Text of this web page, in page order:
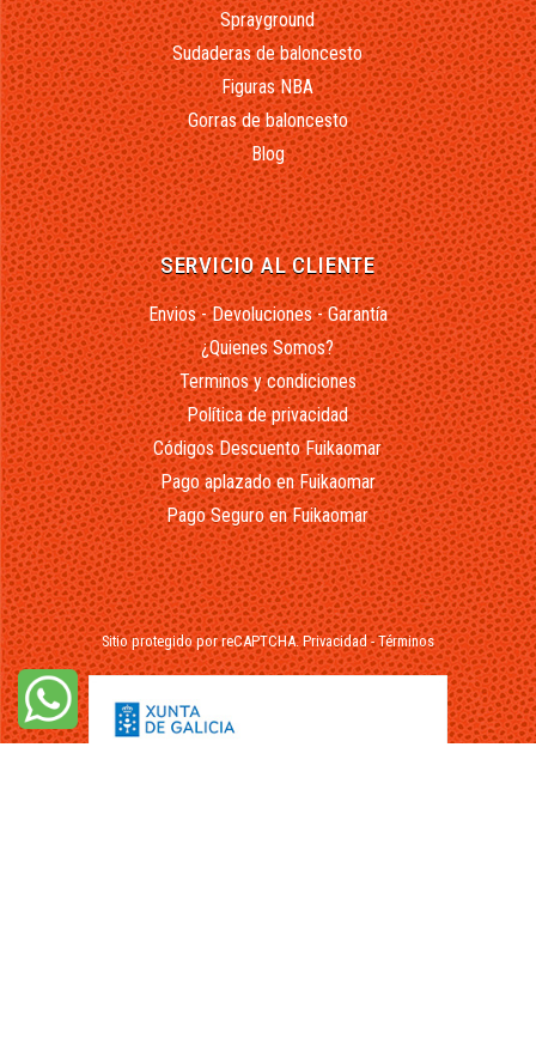
Sprayground
Sudaderas de baloncesto
Figuras NBA
Gorras de baloncesto
Blog
SERVICIO AL CLIENTE
Envios - Devoluciones - Garantía
¿Quienes Somos?
Terminos y condiciones
Política de privacidad
Códigos Descuento Fuikaomar
Pago aplazado en Fuikaomar
Pago Seguro en Fuikaomar
Sitio protegido por reCAPTCHA.Privacidad-Términos